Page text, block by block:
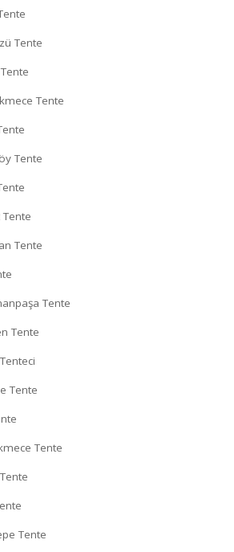
Tente
Tente
Tente
Tente
Tente
Tente
Tente
Tente
Tente